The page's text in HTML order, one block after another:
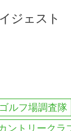
ジェスト
ゴルフ場調査隊
ントリークラ